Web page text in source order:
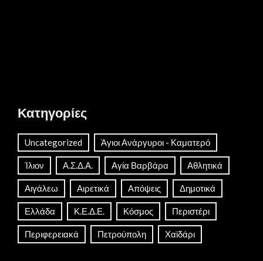
Κατηγορίες
Uncategorized Άγιοι Ανάργυροι - Καματερό
Ίλιον Α.Σ.Δ.Α. Αγία Βαρβάρα Αθλητικά
Αιγάλεω Αιρετικά Απόψεις Δημοτικά
Ελλάδα Κ.Ε.Δ.Ε. Κόσμος Περιστέρι
Περιφερειακά Πετρούπολη Χαϊδάρι